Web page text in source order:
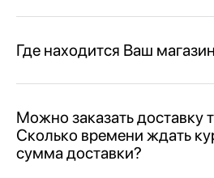
Где находится Ваш
Можно заказать доставку
Сколько времени ждать
сумма доставки?